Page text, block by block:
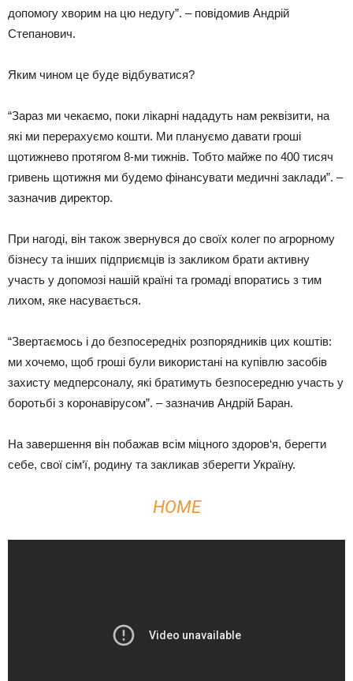
допомогу хворим на цю недугу”. – повідомив Андрій
Степанович.
Яким чином це буде відбуватися?
“Зараз ми чекаємо, поки лікарні нададуть нам реквізити, на
які ми перерахуємо кошти. Ми плануємо давати гроші
щотижнево протягом 8-ми тижнів. Тобто майже по 400 тисяч
гривень щотижня ми будемо фінансувати медичні заклади”. –
зазначив директор.
При нагоді, він також звернувся до своїх колег по агрорному
бізнесу та інших підприємців із закликом брати активну
участь у допомозі нашій країні та громаді впоратись з тим
лихом, яке насувається.
“Звертаємось і до безпосередніх розпорядників цих коштів:
ми хочемо, щоб гроші були використані на купівлю засобів
захисту медперсоналу, які братимуть безпосередню участь у
боротьбі з коронавірусом”. – зазначив Андрій Баран.
На завершення він побажав всім міцного здоров‘я, берегти
себе, свої сім‘ї, родину та закликав зберегти Україну.
HOME